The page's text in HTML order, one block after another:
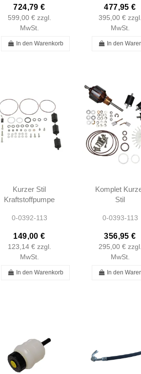
280SL 250SE
280SE
724,79 €
599,00 € zzgl.
MwSt.
In den Warenkorb
280SE
477,95 €
395,00 € zzgl.
MwSt.
In den
Kurzer Stil
Kraftstoffpumpe
Bosch W108
A0010915201 -
0010915201
0-0392-113
149,00 €
123,14 € zzgl.
MwSt.
In den Warenkorb
Komplet
Stil
Reparatursatz
W111 W113
A0010915201 -
0-0393-113
356,95 €
295,00 € zzgl.
MwSt.
In den